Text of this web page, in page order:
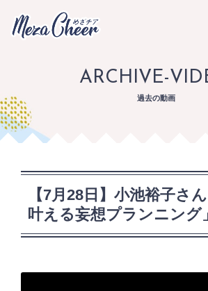
ARCHIVE-
過去の動画
【7月28日】小池裕子さ
叶える妄想プランニング」